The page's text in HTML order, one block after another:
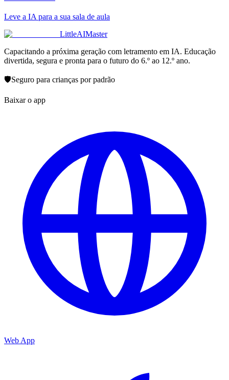
Leve a IA para a sua sala de aula
LittleAIMaster
Capacitando a próxima geração com letramento em IA. Educação
divertida, segura e pronta para o futuro do 6.º ao 12.º ano.
🛡️Seguro para crianças por padrão
Baixar o app
Web App